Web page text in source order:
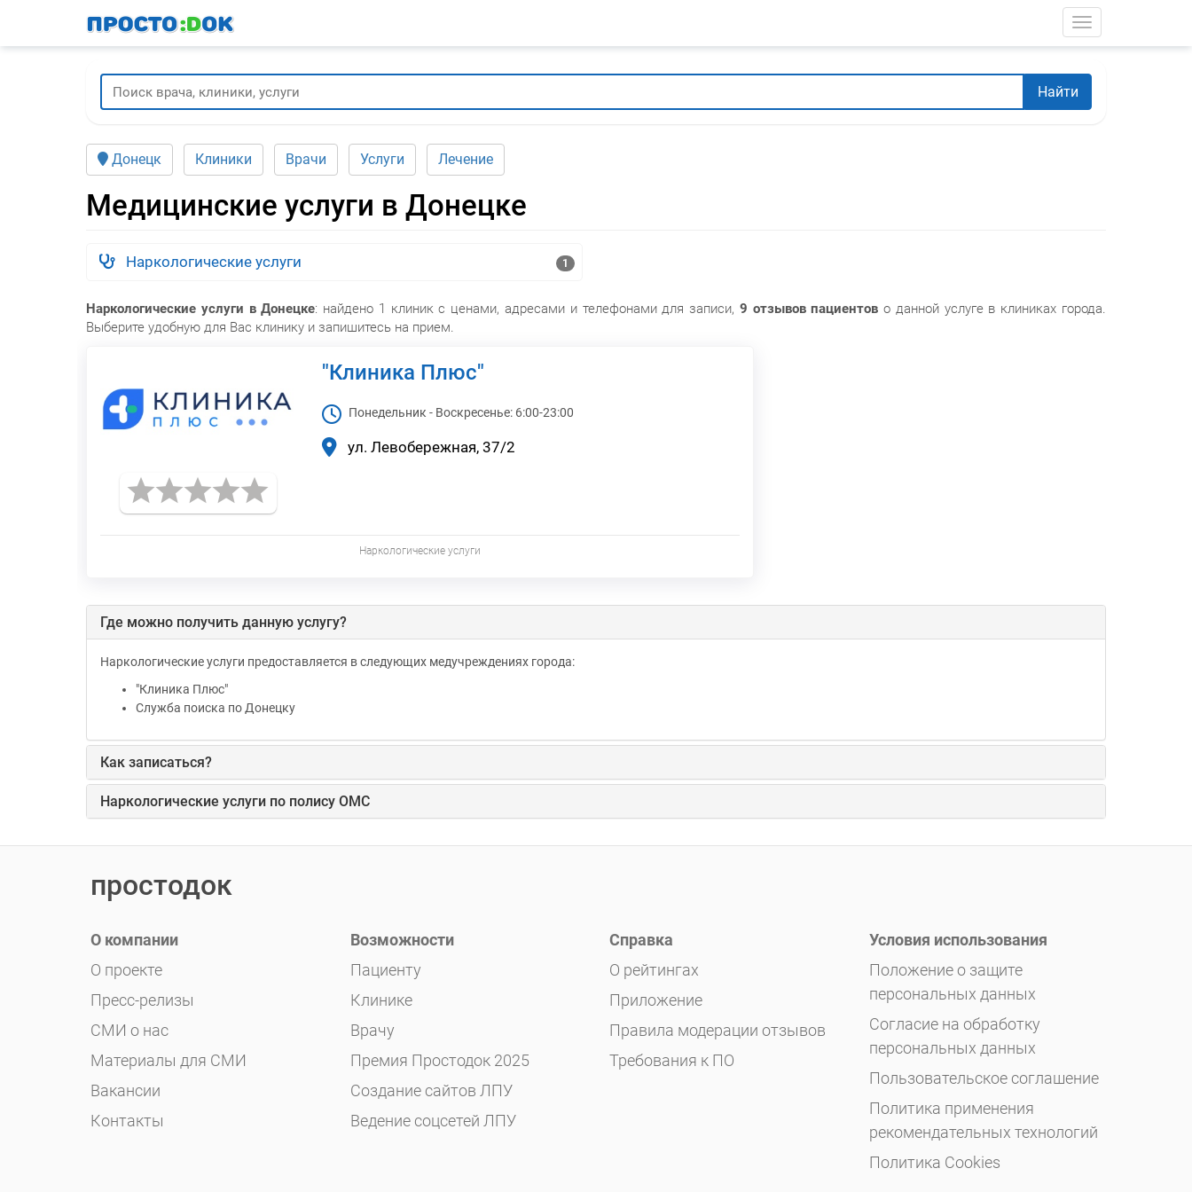
Toggle
Найти
Донецк Клиники Врачи Услуги Лечение
Медицинские услуги в Донецке
Наркологические услуги 1
Наркологические услуги в Донецке: найдено 1 клиник с ценами, адресами и телефонами для записи, 9 отзывов пациентов о данной услуге в клиниках города.
Выберите удобную для Вас клинику и запишитесь на прием.
"Клиника Плюс"
Понедельник - Воскресенье: 6:00-23:00
ул. Левобережная, 37/2
Наркологические услуги
Где можно получить данную услугу?
Наркологические услуги предоставляется в следующих медучреждениях города:
"Клиника Плюс"
Служба поиска по Донецку
Как записаться?
Наркологические услуги по полису ОМС
простодок
О компании
О проекте
Пресс-релизы
СМИ о нас
Материалы для СМИ
Вакансии
Контакты
Возможности
Пациенту
Клинике
Врачу
Премия Простодок 2025
Создание сайтов ЛПУ
Ведение соцсетей ЛПУ
Справка
О рейтингах
Приложение
Правила модерации отзывов
Требования к ПО
Условия использования
Положение о защите
персональных данных
Согласие на обработку
персональных данных
Пользовательское соглашение
Политика применения
рекомендательных технологий
Политика Cookies